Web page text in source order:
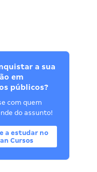
a sua
em
públicos?
com quem
do assunto!
a estudar no
Cursos